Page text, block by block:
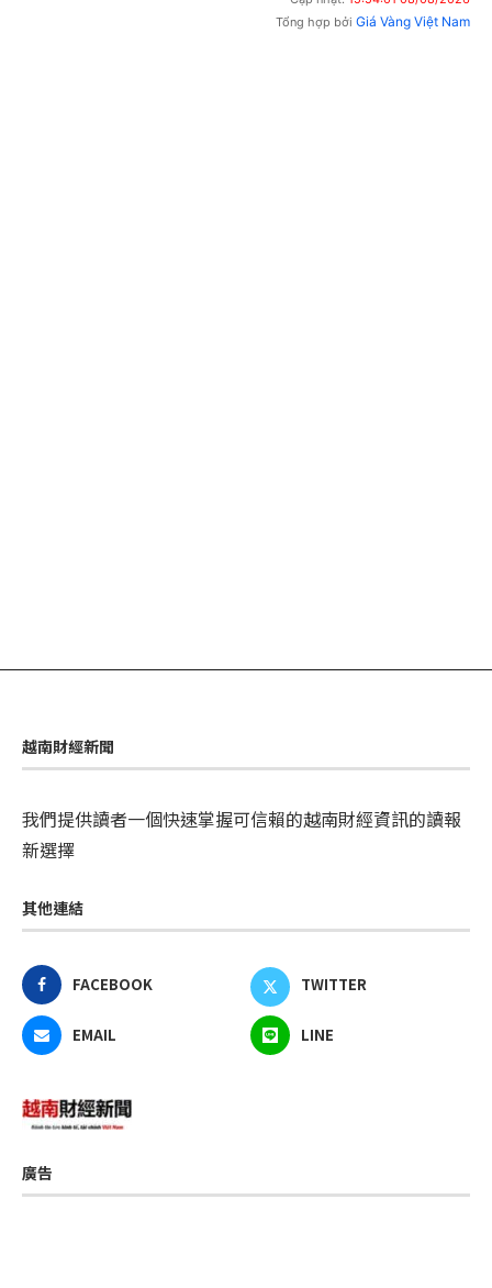
Tổng hợp bởi Giá Vàng Việt Nam
越南財經新聞
我們提供讀者一個快速掌握可信賴的越南財經資訊的讀報
新選擇
其他連結
FACEBOOK TWITTER
EMAIL LINE
廣告